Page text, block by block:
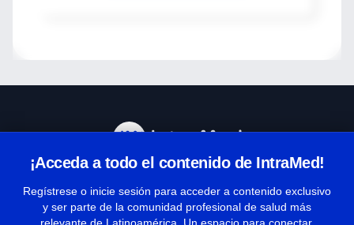
¡Acceda a todo el contenido de IntraMed!
Regístrese o inicie sesión para acceder a contenido exclusivo
y ser parte de la comunidad profesional de salud más